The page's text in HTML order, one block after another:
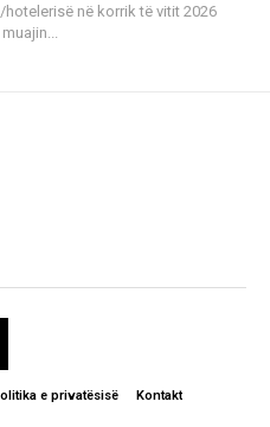
në korrik të vitit 2026
e privatësisë Kontakt